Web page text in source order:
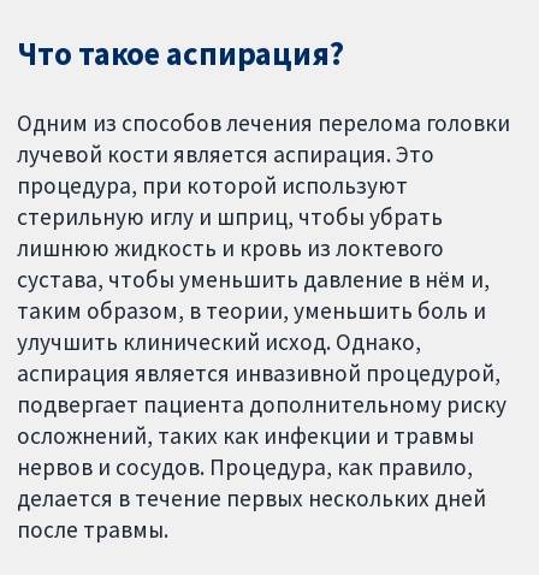
Что такое аспирация?
Одним из способов лечения перелома головки
лучевой кости является аспирация. Это
процедура, при которой используют
стерильную иглу и шприц, чтобы убрать
лишнюю жидкость и кровь из локтевого
сустава, чтобы уменьшить давление в нём и,
таким образом, в теории, уменьшить боль и
улучшить клинический исход. Однако,
аспирация является инвазивной процедурой,
подвергает пациента дополнительному риску
осложнений, таких как инфекции и травмы
нервов и сосудов. Процедура, как правило,
делается в течение первых нескольких дней
после травмы.